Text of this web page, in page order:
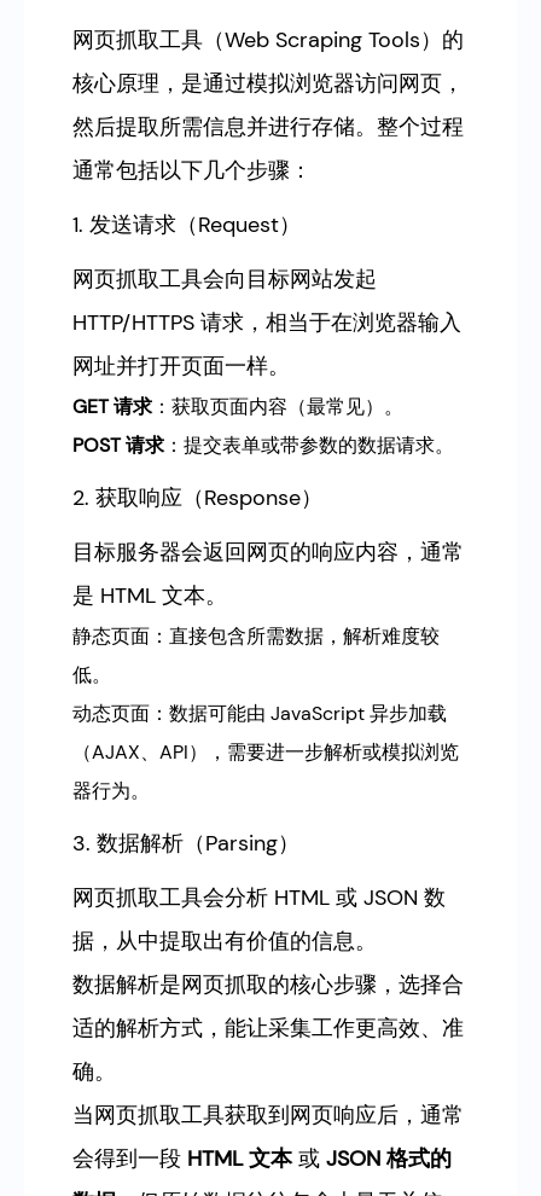
网页抓取工具（Web Scraping Tools）的
核心原理，是通过模拟浏览器访问网页，
然后提取所需信息并进行存储。整个过程
通常包括以下几个步骤：
1. 发送请求（Request）
网页抓取工具会向目标网站发起
HTTP/HTTPS 请求，相当于在浏览器输入
网址并打开页面一样。
GET 请求：获取页面内容（最常见）。
POST 请求：提交表单或带参数的数据请求。
2. 获取响应（Response）
目标服务器会返回网页的响应内容，通常
是 HTML 文本。
静态页面：直接包含所需数据，解析难度较
低。
动态页面：数据可能由 JavaScript 异步加载
（AJAX、API），需要进一步解析或模拟浏览
器行为。
3. 数据解析（Parsing）
网页抓取工具会分析 HTML 或 JSON 数
据，从中提取出有价值的信息。
数据解析是网页抓取的核心步骤，选择合
适的解析方式，能让采集工作更高效、准
确。
当网页抓取工具获取到网页响应后，通常
会得到一段 HTML 文本或 JSON 格式的